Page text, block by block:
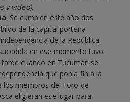
y video).
. Se cumplen este año dos
de la capital porteña
de la República
en ese momento tuvo
cuando en Tucumán se
que ponía fin a la
los miembros del Foro de
eligieran ese lugar para